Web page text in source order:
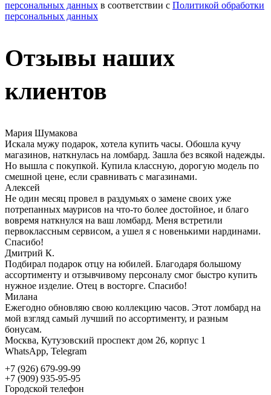
персональных данных в соответствии с Политикой обработки
персональных данных
Отзывы наших
клиентов
Мария Шумакова
Искала мужу подарок, хотела купить часы. Обошла кучу
магазинов, наткнулась на ломбард. Зашла без всякой надежды.
Но вышла с покупкой. Купила классную, дорогую модель по
смешной цене, если сравнивать с магазинами.
Алексей
Не один месяц провел в раздумьях о замене своих уже
потрепанных маурисов на что-то более достойное, и благо
вовремя наткнулся на ваш ломбард. Меня встретили
первоклассным сервисом, а ушел я с новенькими нардинами.
Спасибо!
Дмитрий К.
Подбирал подарок отцу на юбилей. Благодаря большому
ассортименту и отзывчивому персоналу смог быстро купить
нужное изделие. Отец в восторге. Спасибо!
Милана
Ежегодно обновляю свою коллекцию часов. Этот ломбард на
мой взгляд самый лучший по ассортименту, и разным
бонусам.
Москва, Кутузовский проспект дом 26, корпус 1
WhatsApp, Telegram
+7 (926) 679-99-99
+7 (909) 935-95-95
Городской телефон